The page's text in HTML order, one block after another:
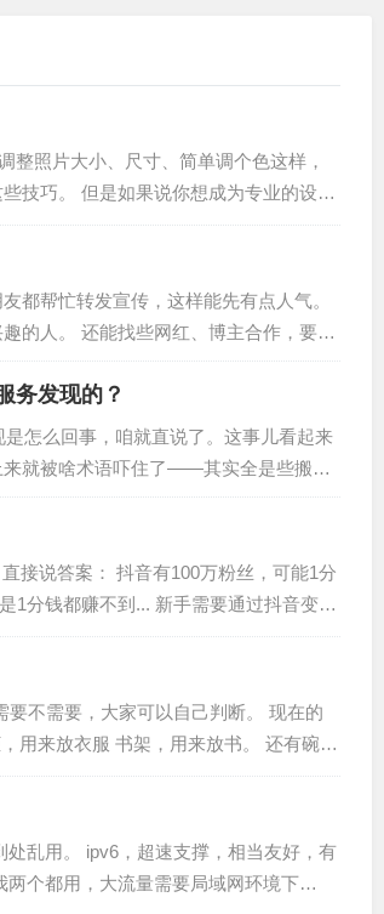
整照片大小、尺寸、简单调个色这样，
技巧。 但是如果说你想成为专业的设计
很多弯路，不知道…
都帮忙转发宣传，这样能先有点人气。
的人。 还能找些网红、博主合作，要是
务发现的？
怎么回事，咱就直说了。这事儿看起来
来就被啥术语吓住了——其实全是些搬砖
接说答案： 抖音有100万粉丝，可能1分
1分钱都赚不到... 新手需要通过抖音变现
不需要，大家可以自己判断。 现在的
用来放衣服 书架，用来放书。 还有碗
是这些家…
乱用。 ipv6，超速支撑，相当友好，有
个都用，大流量需要局域网环境下